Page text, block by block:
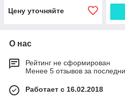
Цену уточняйте
О нас
Рейтинг не сформирован
Менее 5 отзывов за
Работает с 16.02.2018